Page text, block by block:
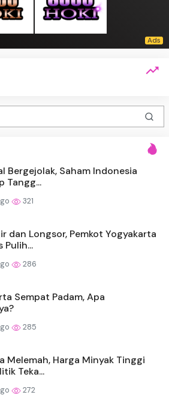
Bergejolak, Saham Indonesia
Tangg...
321
dan Longsor, Pemkot Yogyakarta
Pulih...
286
Sempat Padam, Apa
285
Melemah, Harga Minyak Tinggi
Teka...
272